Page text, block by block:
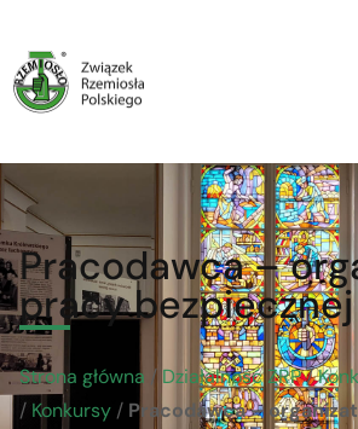
Pracodawca –
pracy bezpiecznej
Strona główna / Działalność ZRP/
/ Konkursy / Pracodawca –